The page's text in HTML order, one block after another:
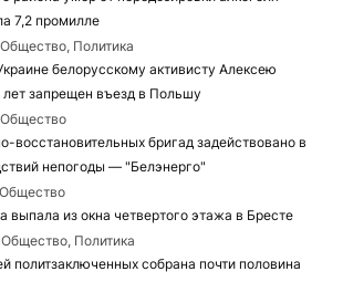
7,2 промилле
Общество, Политика
белорусскому активисту Алексею
запрещен въезд в Польшу
Общество
восстановительных бригад задействовано в
непогоды — "Белэнерго"
Общество
выпала из окна четвертого этажа в Бресте
Общество, Политика
политзаключенных собрана почти половина